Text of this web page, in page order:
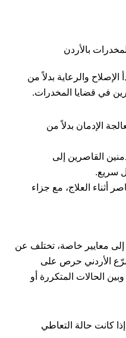
بالأردن
والرعاية بدلاً من
في قضايا المخدرات.
الإدمان بدلاً من
القاصرين إلى
سريع.
أثناء العلاج، مع جزاء
معايير خاصة، تختلف عن
الأردني حرص على
الحالات المتكررة أو
كانت حالة التعاطي